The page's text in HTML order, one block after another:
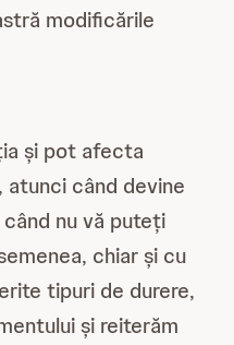
modificările
și pot afecta
atunci când devine
nu vă puteți
chiar și cu
tipuri de durere,
și reiterăm